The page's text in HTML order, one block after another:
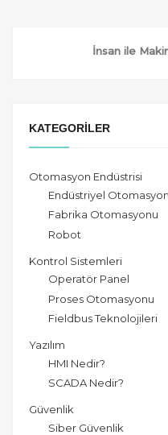
İnsan ile
KATEGORILER
Otomasyon Endüstrisi
Endüstriyel Otomasyon
Fabrika Otomasyonu
Robot
Kontrol Sistemleri
Operatör Panel
Proses Otomasyonu
Fieldbus Teknolojileri
Yazılım
HMI Nedir?
SCADA Nedir?
Güvenlik
Siber Güvenlik